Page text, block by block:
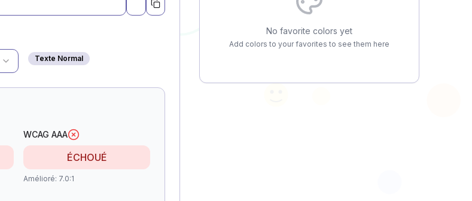
Pick a color
Texte Normal
WCAG AAA
ÉCHOUÉ
Amélioré: 7.0:1
No favorite colors yet
Add colors to your favorites to see them here